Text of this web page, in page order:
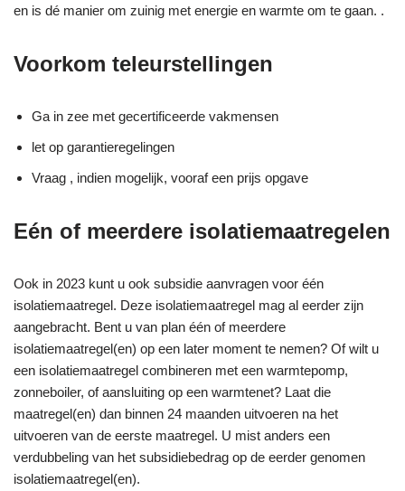
en is dé manier om zuinig met energie en warmte om te gaan. .
Voorkom teleurstellingen
Ga in zee met gecertificeerde vakmensen
let op garantieregelingen
Vraag , indien mogelijk, vooraf een prijs opgave
Eén of meerdere isolatiemaatregelen
Ook in 2023 kunt u ook subsidie aanvragen voor één
isolatiemaatregel. Deze isolatiemaatregel mag al eerder zijn
aangebracht. Bent u van plan één of meerdere
isolatiemaatregel(en) op een later moment te nemen? Of wilt u
een isolatiemaatregel combineren met een warmtepomp,
zonneboiler, of aansluiting op een warmtenet? Laat die
maatregel(en) dan binnen 24 maanden uitvoeren na het
uitvoeren van de eerste maatregel. U mist anders een
verdubbeling van het subsidiebedrag op de eerder genomen
isolatiemaatregel(en).